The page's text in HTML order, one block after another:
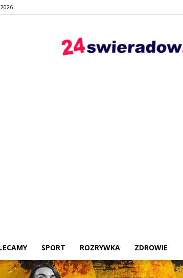
SPORT ROZRYWKA ZDROWIE